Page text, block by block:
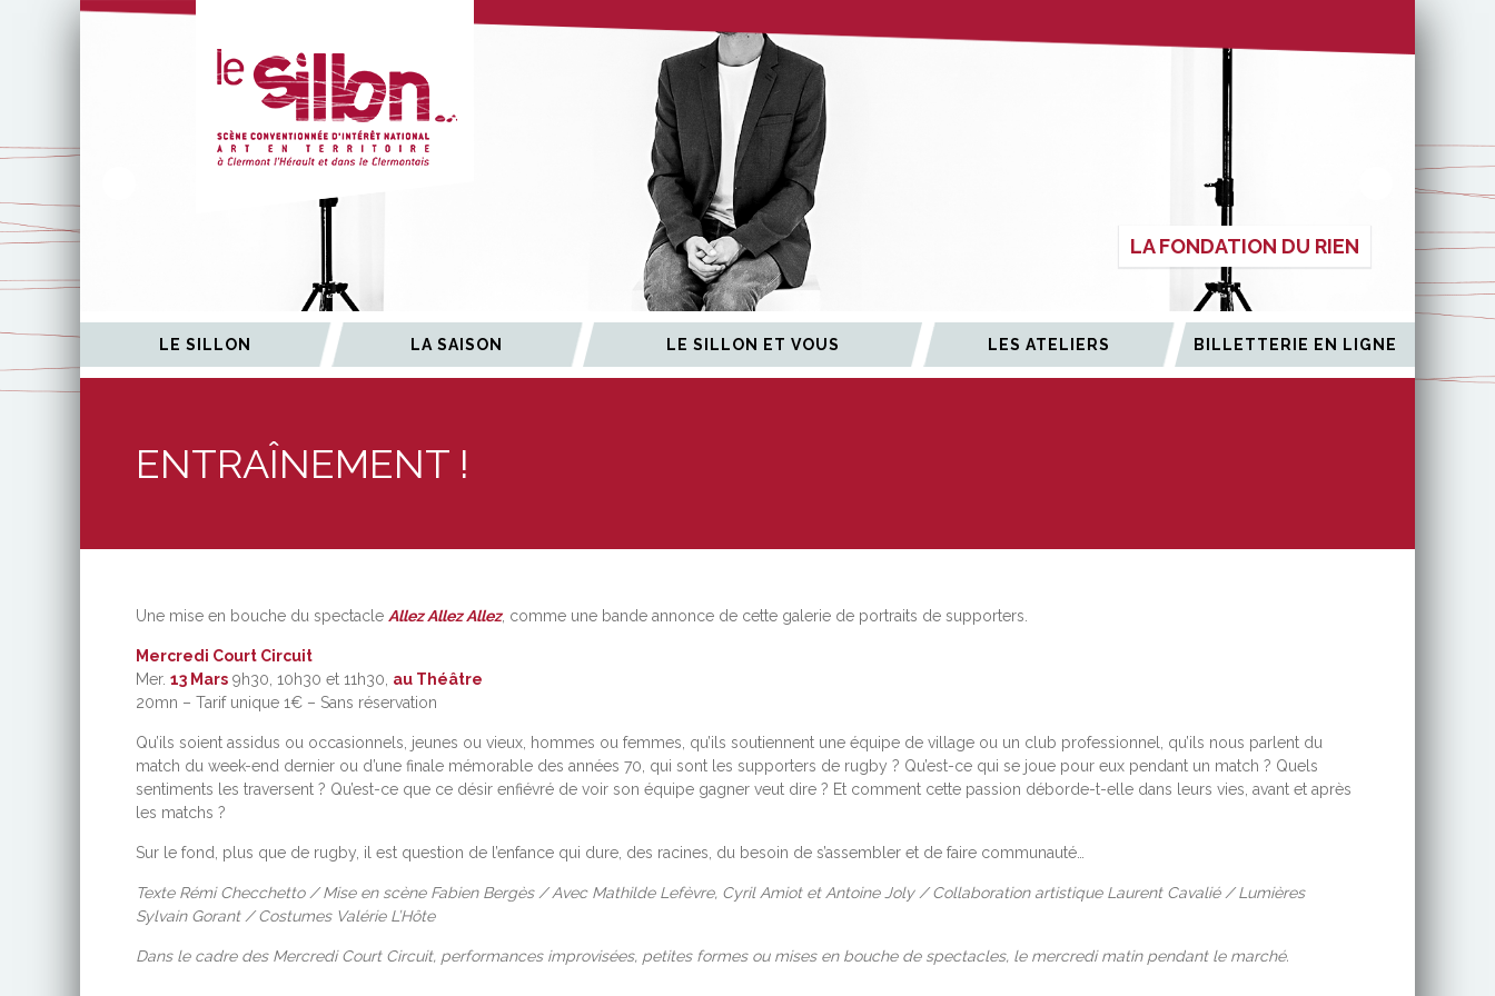
LA FONDATION DU RIEN
LE SILLON LA SAISON LE SILLON ET VOUS LES ATELIERS BILLETTERIE EN LIGNE
ENTRAÎNEMENT !
Une mise en bouche du spectacle Allez Allez Allez, comme une bande annonce de cette galerie de portraits de supporters.
Mercredi Court Circuit
Mer. 13 Mars 9h30, 10h30 et 11h30, au Théâtre
20mn – Tarif unique 1€ – Sans réservation
Qu’ils soient assidus ou occasionnels, jeunes ou vieux, hommes ou femmes, qu’ils soutiennent une équipe de village ou un club professionnel, qu’ils nous parlent du
match du week-end dernier ou d’une finale mémorable des années 70, qui sont les supporters de rugby ? Qu’est-ce qui se joue pour eux pendant un match ? Quels
sentiments les traversent ? Qu’est-ce que ce désir enfiévré de voir son équipe gagner veut dire ? Et comment cette passion déborde-t-elle dans leurs vies, avant et après
les matchs ?
Sur le fond, plus que de rugby, il est question de l’enfance qui dure, des racines, du besoin de s’assembler et de faire communauté…
Texte Rémi Checchetto / Mise en scène Fabien Bergès / Avec Mathilde Lefèvre, Cyril Amiot et Antoine Joly / Collaboration artistique Laurent Cavalié / Lumières
Sylvain Gorant / Costumes Valérie L’Hôte
Dans le cadre des Mercredi Court Circuit, performances improvisées, petites formes ou mises en bouche de spectacles, le mercredi matin pendant le marché.